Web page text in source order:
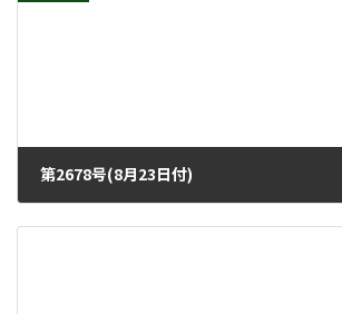
第2678号(8月23日付)